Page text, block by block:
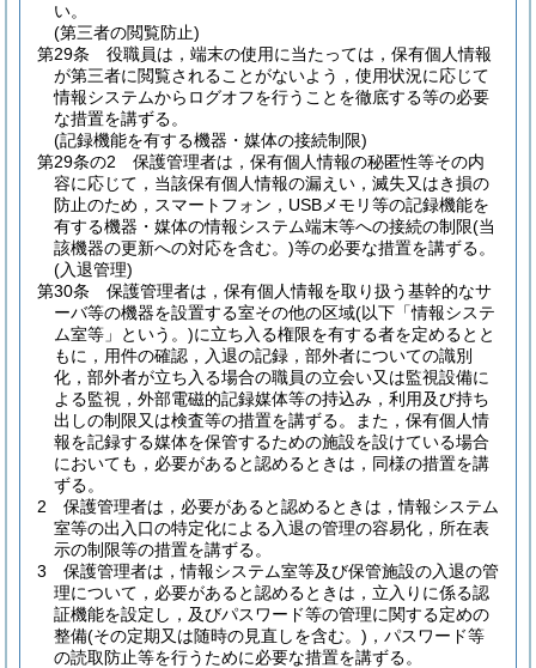
い。
(第三者の閲覧防止)
第29条
役職員は，端末の使用に当たっては，保有個人情報
が第三者に閲覧されることがないよう，使用状況に応じて
情報システムからログオフを行うことを徹底する等の必要
な措置を講ずる。
(記録機能を有する機器・媒体の接続制限)
第29条の2
保護管理者は，保有個人情報の秘匿性等その内
容に応じて，当該保有個人情報の漏えい，滅失又はき損の
防止のため，スマートフォン，USBメモリ等の記録機能を
有する機器・媒体の情報システム端末等への接続の制限(当
該機器の更新への対応を含む。)等の必要な措置を講ずる。
(入退管理)
第30条
保護管理者は，保有個人情報を取り扱う基幹的なサ
ーバ等の機器を設置する室その他の区域(以下「情報システ
ム室等」という。)に立ち入る権限を有する者を定めるとと
もに，用件の確認，入退の記録，部外者についての識別
化，部外者が立ち入る場合の職員の立会い又は監視設備に
よる監視，外部電磁的記録媒体等の持込み，利用及び持ち
出しの制限又は検査等の措置を講ずる。
また，保有個人情
報を記録する媒体を保管するための施設を設けている場合
においても，必要があると認めるときは，同様の措置を講
ずる。
2
保護管理者は，必要があると認めるときは，情報システム
室等の出入口の特定化による入退の管理の容易化，所在表
示の制限等の措置を講ずる。
3
保護管理者は，情報システム室等及び保管施設の入退の管
理について，必要があると認めるときは，立入りに係る認
証機能を設定し，及びパスワード等の管理に関する定めの
整備(その定期又は随時の見直しを含む。) ，パスワード等
の読取防止等を行うために必要な措置を講ずる。